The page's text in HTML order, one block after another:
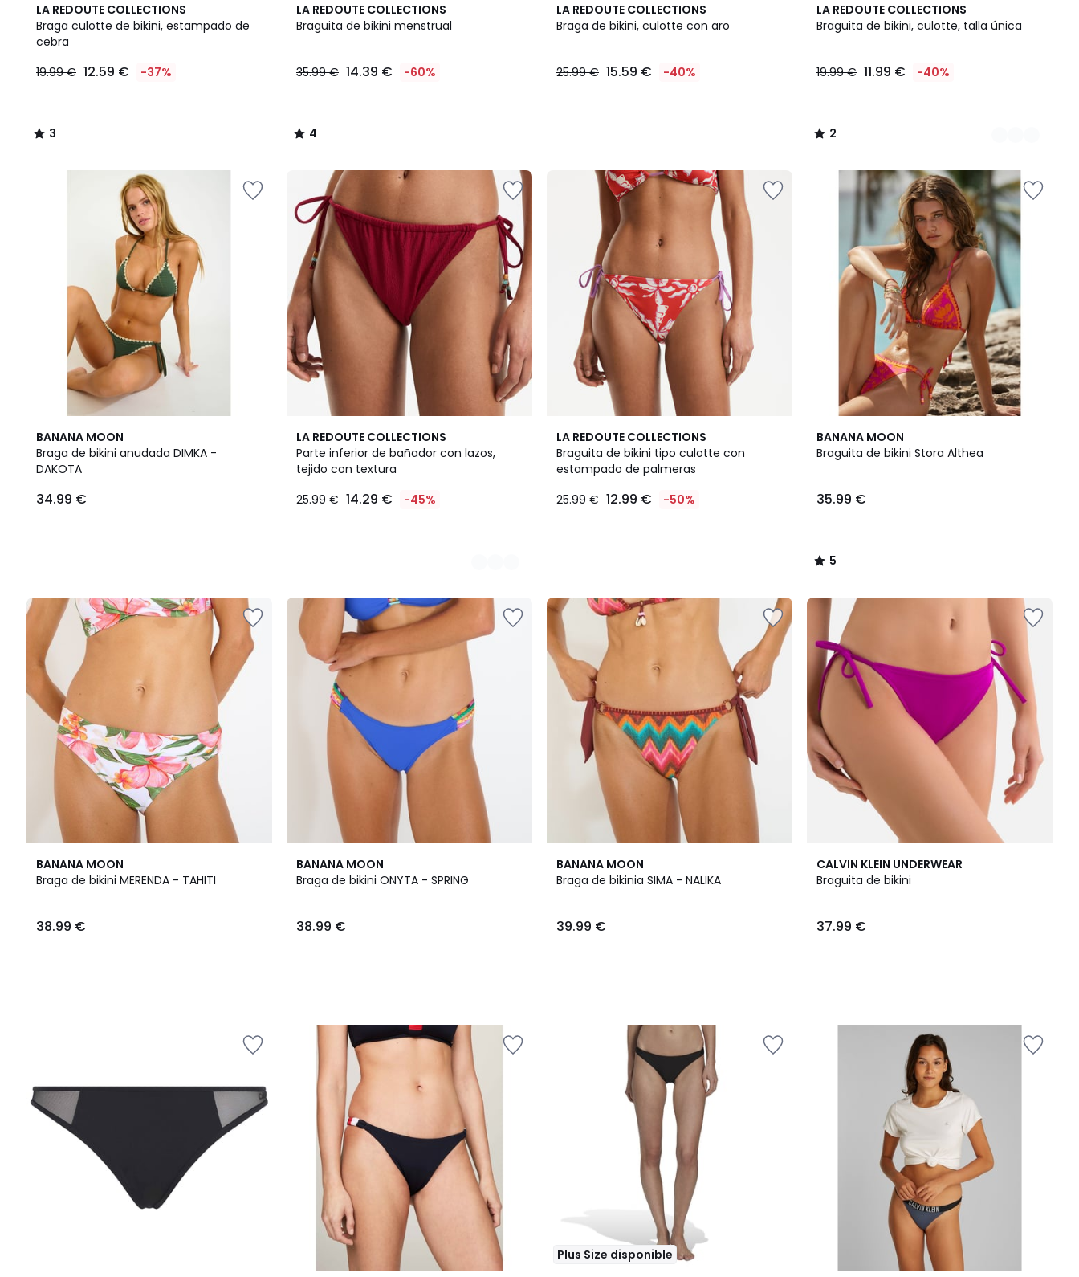
LA REDOUTE COLLECTIONS
Braga culotte de bikini, estampado de
cebra
19.99 € 12.59 € -37%
3
/
5
3
/
LA REDOUTE COLLECTIONS
Braguita de bikini menstrual
35.99 € 14.39 € -60%
4
/
4
/
LA REDOUTE COLLECTIONS
Braga de bikini, culotte con aro
25.99 € 15.59 € -40%
LA REDOUTE COLLECTIONS
Braguita de bikini, culotte, talla única
19.99 € 11.99 € -40%
2
/
3
Colores
2
/
BANANA MOON
Braga de bikini anudada DIMKA -
DAKOTA
34.99 €
LA REDOUTE COLLECTIONS
Parte inferior de bañador con lazos,
tejido con textura
25.99 € 14.29 € -45%
2
Colores
LA REDOUTE COLLECTIONS
Braguita de bikini tipo culotte con
estampado de palmeras
25.99 € 12.99 € -50%
BANANA MOON
Braguita de bikini Stora Althea
35.99 €
5
/
5
/
BANANA MOON
Braga de bikini MERENDA - TAHITI
38.99 €
BANANA MOON
Braga de bikini ONYTA - SPRING
38.99 €
BANANA MOON
Braga de bikinia SIMA - NALIKA
39.99 €
CALVIN KLEIN UNDERWEAR
Braguita de bikini
37.99 €
Plus Size disponible